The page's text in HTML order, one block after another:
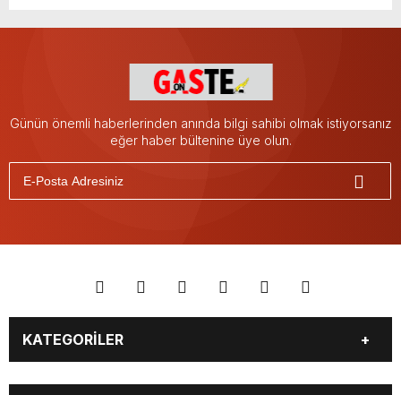
Günün önemli haberlerinden anında bilgi sahibi olmak istiyorsanız
eğer haber bültenine üye olun.
KATEGORİLER
YAŞAM SİYASET